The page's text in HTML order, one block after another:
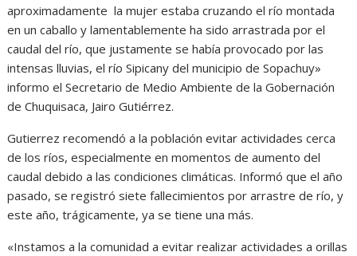
aproximadamente la mujer estaba cruzando el río montada
en un caballo y lamentablemente ha sido arrastrada por el
caudal del río, que justamente se había provocado por las
intensas lluvias, el río Sipicany del municipio de Sopachuy»
informo el Secretario de Medio Ambiente de la Gobernación
de Chuquisaca, Jairo Gutiérrez.
Gutierrez recomendó a la población evitar actividades cerca
de los ríos, especialmente en momentos de aumento del
caudal debido a las condiciones climáticas. Informó que el año
pasado, se registró siete fallecimientos por arrastre de río, y
este año, trágicamente, ya se tiene una más.
«Instamos a la comunidad a evitar realizar actividades a orillas